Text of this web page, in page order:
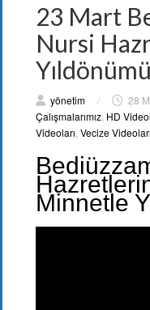
23 Mart
Nursi
Yıldönümü
yönetim / 28
Çalışmalarımız HD
Videoları Vecize Videoları
Minnetle